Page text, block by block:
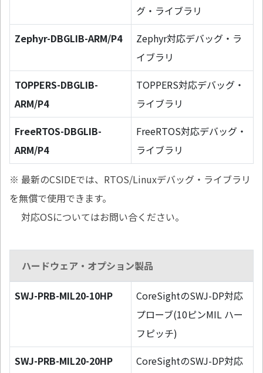
グ・ライブラリ
Zephyr-DBGLIB-ARM/P4
Zephyr対応デバッグ・ラ
イブラリ
TOPPERS-DBGLIB-
ARM/P4
TOPPERS対応デバッグ・
ライブラリ
FreeRTOS-DBGLIB-
ARM/P4
FreeRTOS対応デバッグ・
ライブラリ
※ 最新のCSIDEでは、RTOS/Linuxデバッグ・ライブラリ
を無償で使用できます。
対応OSについてはお問い合ください。
ハードウェア・オプション製品
SWJ-PRB-MIL20-10HP
CoreSightのSWJ-DP対応
プローブ(10ピンMIL ハー
フピッチ)
SWJ-PRB-MIL20-20HP
CoreSightのSWJ-DP対応